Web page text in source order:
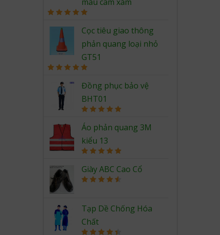
out of 5
Cọc tiêu giao thông
phản quang loại nhỏ
GT51
out of 5
Đồng phục bảo vệ
BHT01
out of 5
Áo phản quang 3M
kiểu 13
out of 5
Giày ABC Cao Cổ
Tạp Dề Chống Hóa
Chất